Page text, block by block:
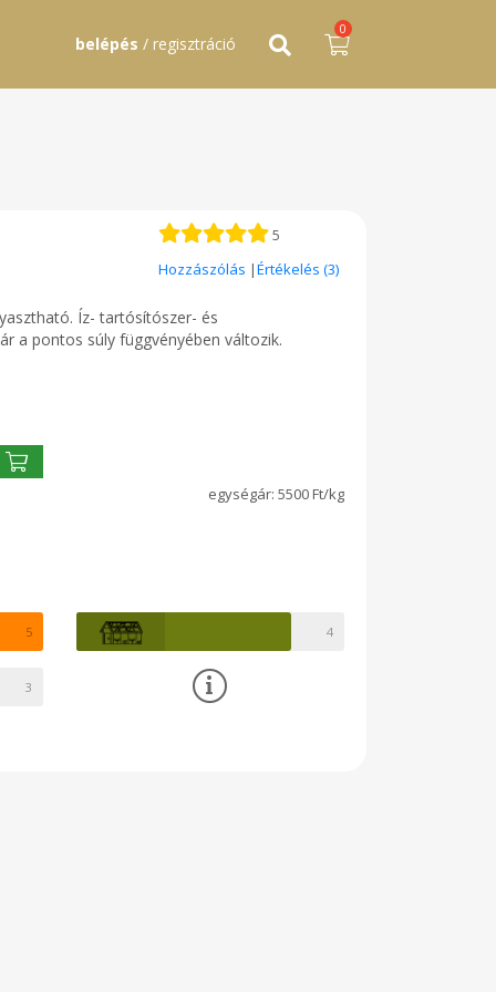
belépés / regisztráció
0
5
Hozzászólás |Értékelés (3)
Íz- tartósítószer- és
a pontos súly függvényében változik.
5500 Ft/kg
5 4
3